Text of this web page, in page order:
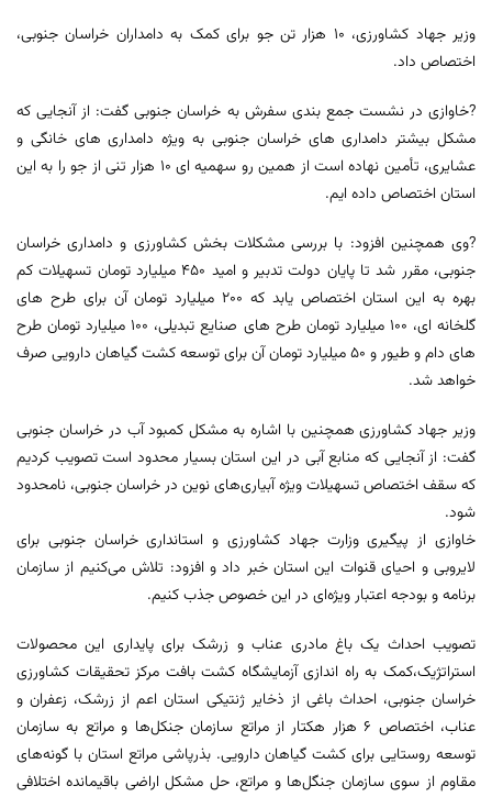
وزیر جهاد کشاورزی، ۱۰ هزار تن جو برای کمک به دامداران خراسان جنوبی،
اختصاص داد.
?خاوازی در نشست جمع بندی سفرش به خراسان جنوبی گفت: از آنجایی که
مشکل بیشتر دامداری های خراسان جنوبی به ویژه دامداری های خانگی و
عشایری، تأمین نهاده است از همین رو سهمیه ای 10 هزار تنی از جو را به این
استان اختصاص داده ایم.
?وی همچنین افزود: با بررسی مشکلات بخش کشاورزی و دامداری خراسان
جنوبی، مقرر شد تا پایان دولت تدبیر و امید 450 میلیارد تومان تسهیلات کم
بهره به این استان اختصاص یابد که 200 میلیارد تومان آن برای طرح های
گلخانه ای، 100 میلیارد تومان طرح های صنایع تبدیلی، 100 میلیارد تومان طرح
های دام و طیور و 50 میلیارد تومان آن برای توسعه کشت گیاهان دارویی صرف
خواهد شد.
وزیر جهاد کشاورزی همچنین با اشاره به مشکل کمبود آب در خراسان جنوبی
گفت: از آنجایی که منابع آبی در این استان بسیار محدود است تصویب کردیم
که سقف اختصاص تسهیلات ویژه آبیاری‌های نوین در خراسان جنوبی، نامحدود
شود.
خاوازی از پیگیری وزارت جهاد کشاورزی و استانداری خراسان جنوبی برای
لایروبی و احیای قنوات این استان خبر داد و افزود: تلاش می‌کنیم از سازمان
برنامه و بودجه اعتبار ویژه‌ای در این خصوص جذب کنیم.
تصویب احداث یک باغ مادری عناب و زرشک برای پایداری این محصولات
استراتژیک،کمک به راه اندازی آزمایشگاه کشت بافت مرکز تحقیقات کشاورزی
خراسان جنوبی، احداث باغی از ذخایر ژنتیکی استان اعم از زرشک، زعفران و
عناب، اختصاص ۶ هزار هکتار از مراتع سازمان جنکل‌ها و مراتع به سازمان
توسعه روستایی برای کشت گیاهان دارویی. بذرپاشی مراتع استان با گونه‌های
مقاوم از سوی سازمان جنگل‌ها و مراتع، حل مشکل اراضی باقیمانده اختلافی